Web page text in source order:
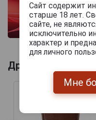
Другие продукты
Сайт содержит
старше 18 лет.
сайте, не
исключительно
характер и
для личного
Мне